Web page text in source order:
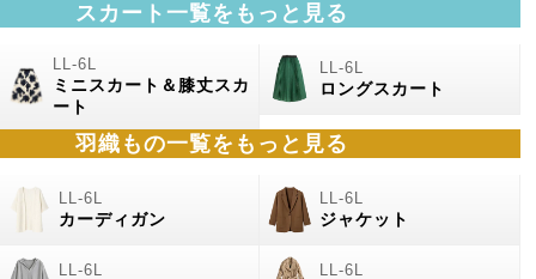
スカート一覧をもっと見る
ミニスカート＆膝丈スカ
ート
ロングスカート
羽織もの一覧をもっと見る
カーディガン ジャケット